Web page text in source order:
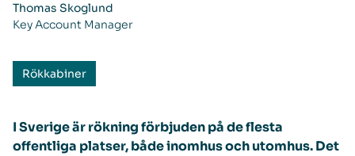
Thomas Skoglund
Key Account Manager
Rökkabiner
I Sverige är rökning förbjuden på de flesta
offentliga platser, både inomhus och utomhus. Det